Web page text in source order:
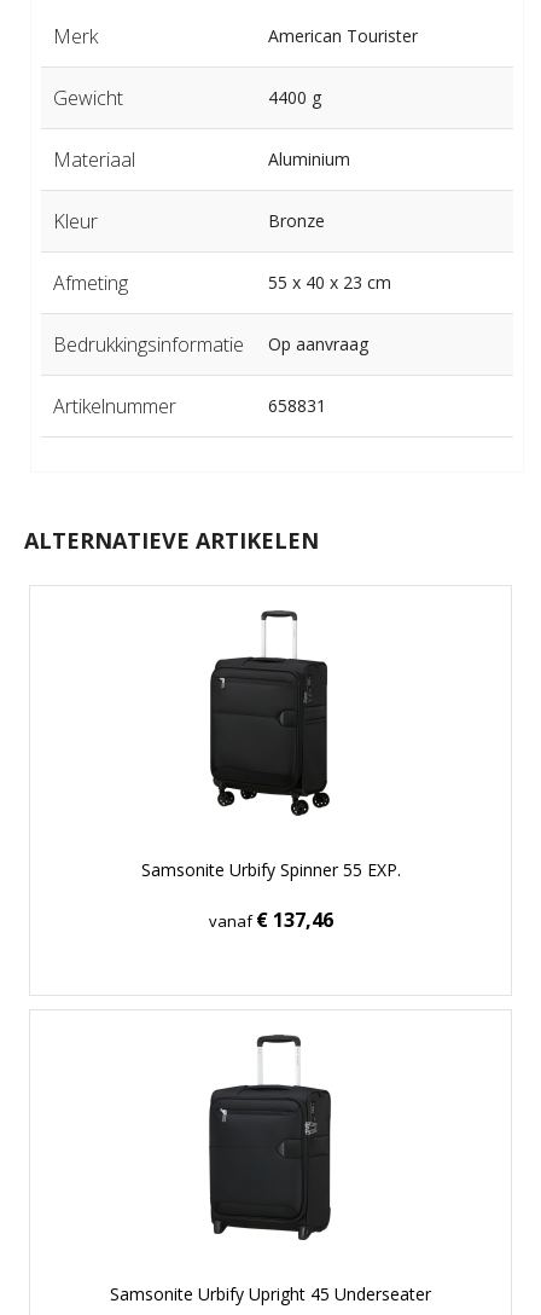
Merk American Tourister
Gewicht 4400 g
Materiaal Aluminium
Kleur Bronze
Afmeting 55 x 40 x 23 cm
Bedrukkingsinformatie Op aanvraag
Artikelnummer 658831
ALTERNATIEVE ARTIKELEN
Samsonite Urbify Spinner 55 EXP.
vanaf€ 137,46
Samsonite Urbify Upright 45 Underseater